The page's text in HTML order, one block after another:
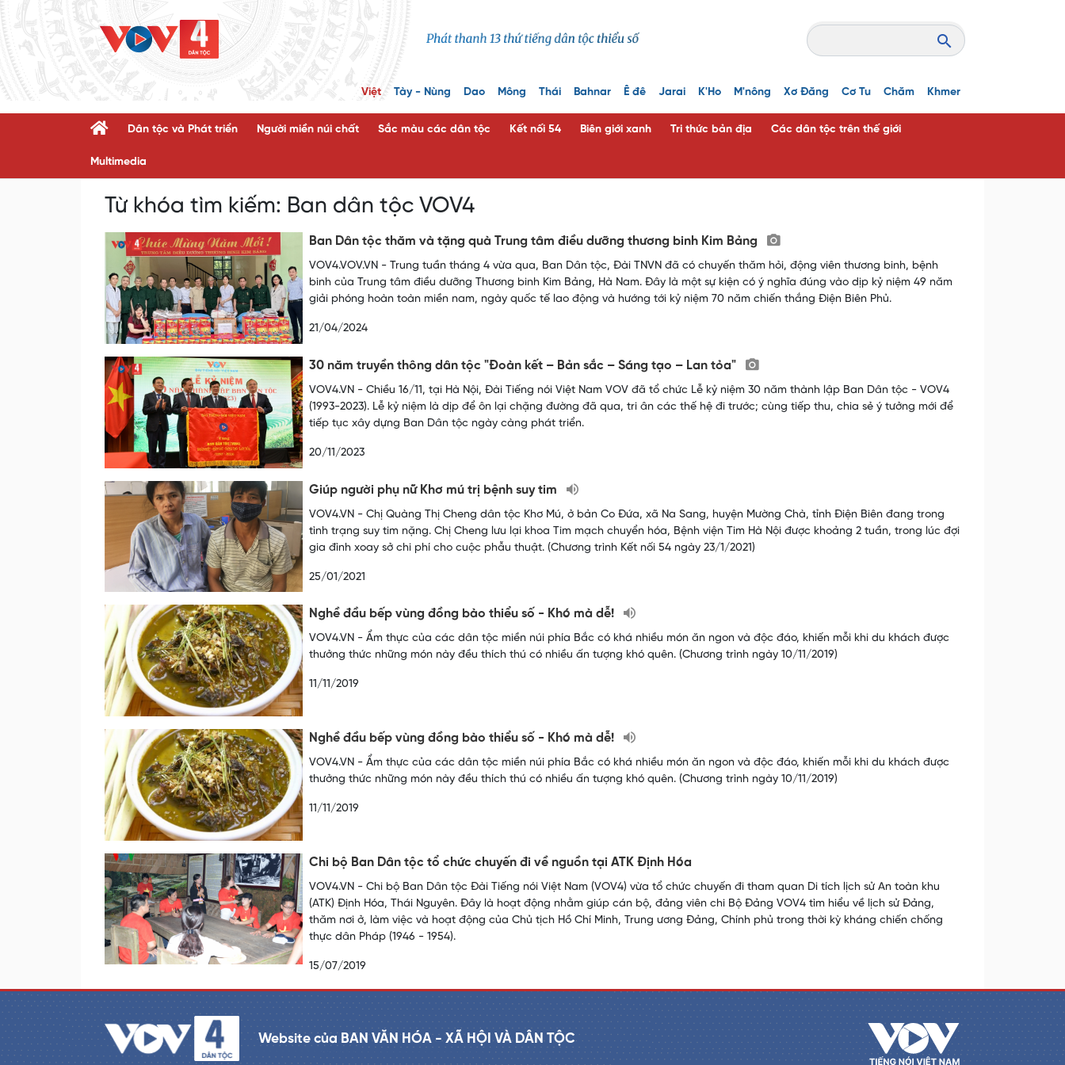
Việt Tày - Nùng Dao Mông Thái Bahnar Ê đê Jarai K'Ho M'nông Xơ Đăng Cơ Tu Chăm Khmer
Dân tộc và Phát triển Người miền núi chất Sắc màu các dân tộc Kết nối 54 Biên giới xanh Tri thức bản địa Các dân tộc trên thế giới
Multimedia
Từ khóa tìm kiếm: Ban dân tộc VOV4
Ban Dân tộc thăm và tặng quà Trung tâm điều dưỡng thương binh Kim Bảng
VOV4.VOV.VN - Trung tuần tháng 4 vừa qua, Ban Dân tộc, Đài TNVN đã có chuyến thăm hỏi, động viên thương binh, bệnh
binh của Trung tâm điều dưỡng Thương binh Kim Bảng, Hà Nam. Đây là một sự kiện có ý nghĩa đúng vào dịp kỷ niệm 49 năm
giải phóng hoàn toàn miền nam, ngày quốc tế lao động và hướng tới kỷ niệm 70 năm chiến thắng Điện Biên Phủ.
21/04/2024
30 năm truyền thông dân tộc "Đoàn kết – Bản sắc – Sáng tạo – Lan tỏa"
VOV4.VN - Chiều 16/11, tại Hà Nội, Đài Tiếng nói Việt Nam VOV đã tổ chức Lễ kỷ niệm 30 năm thành lập Ban Dân tộc - VOV4
(1993-2023). Lễ kỷ niệm là dịp để ôn lại chặng đường đã qua, tri ân các thế hệ đi trước; cùng tiếp thu, chia sẻ ý tưởng mới để
tiếp tục xây dựng Ban Dân tộc ngày càng phát triển.
20/11/2023
Giúp người phụ nữ Khơ mú trị bệnh suy tim
VOV4.VN - Chị Quàng Thị Cheng dân tộc Khơ Mú, ở bản Co Đứa, xã Na Sang, huyện Mường Chà, tỉnh Điện Biên đang trong
tình trạng suy tim nặng. Chị Cheng lưu lại khoa Tim mạch chuyển hóa, Bệnh viện Tim Hà Nội được khoảng 2 tuần, trong lúc đợi
gia đình xoay sở chi phí cho cuộc phẫu thuật. (Chương trình Kết nối 54 ngày 23/1/2021)
25/01/2021
Nghề đầu bếp vùng đồng bào thiểu số - Khó mà dễ!
VOV4.VN - Ẩm thực của các dân tộc miền núi phía Bắc có khá nhiều món ăn ngon và độc đáo, khiến mỗi khi du khách được
thưởng thức những món này đều thích thú có nhiều ấn tượng khó quên. (Chương trình ngày 10/11/2019)
11/11/2019
Nghề đầu bếp vùng đồng bào thiểu số - Khó mà dễ!
VOV4.VN - Ẩm thực của các dân tộc miền núi phía Bắc có khá nhiều món ăn ngon và độc đáo, khiến mỗi khi du khách được
thưởng thức những món này đều thích thú có nhiều ấn tượng khó quên. (Chương trình ngày 10/11/2019)
11/11/2019
Chi bộ Ban Dân tộc tổ chức chuyến đi về nguồn tại ATK Định Hóa
VOV4.VN - Chi bộ Ban Dân tộc Đài Tiếng nói Việt Nam (VOV4) vừa tổ chức chuyến đi tham quan Di tích lịch sử An toàn khu
(ATK) Định Hóa, Thái Nguyên. Đây là hoạt động nhằm giúp cán bộ, đảng viên chi Bộ Đảng VOV4 tìm hiểu về lịch sử Đảng,
thăm nơi ở, làm việc và hoạt động của Chủ tịch Hồ Chí Minh, Trung ương Đảng, Chính phủ trong thời kỳ kháng chiến chống
thực dân Pháp (1946 - 1954).
15/07/2019
Website của BAN VĂN HÓA - XÃ HỘI VÀ DÂN TỘC